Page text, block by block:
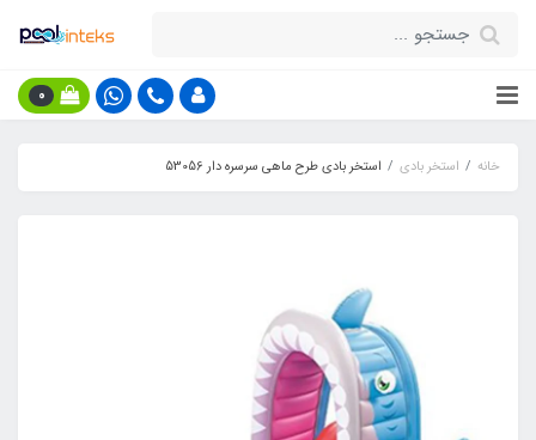
0
خانه استخر بادی استخر بادی طرح ماهی سرسره دار 53056